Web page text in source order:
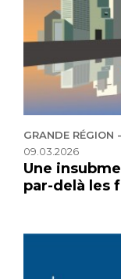
GRANDE RÉGION
09.03.2026
Une
par-delà les